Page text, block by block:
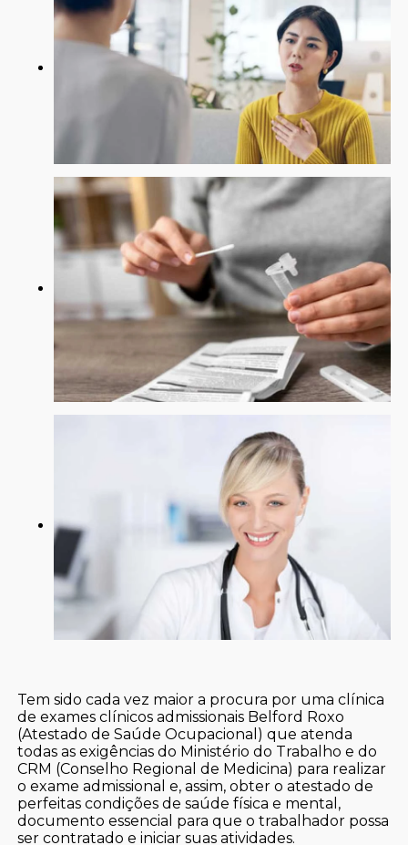
Tem sido cada vez maior a procura por uma clínica
de exames clínicos admissionais Belford Roxo
(Atestado de Saúde Ocupacional) que atenda
todas as exigências do Ministério do Trabalho e do
CRM (Conselho Regional de Medicina) para realizar
o exame admissional e, assim, obter o atestado de
perfeitas condições de saúde física e mental,
documento essencial para que o trabalhador possa
ser contratado e iniciar suas atividades.